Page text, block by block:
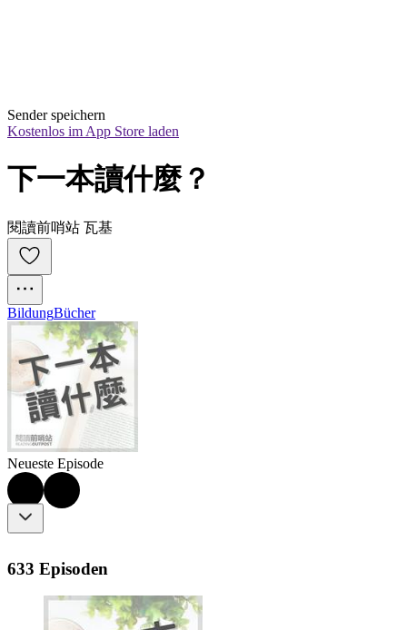
Sender speichern
Kostenlos im App Store laden
下一本讀什麼？
閱讀前哨站 瓦基
BildungBücher
Neueste Episode
633 Episoden